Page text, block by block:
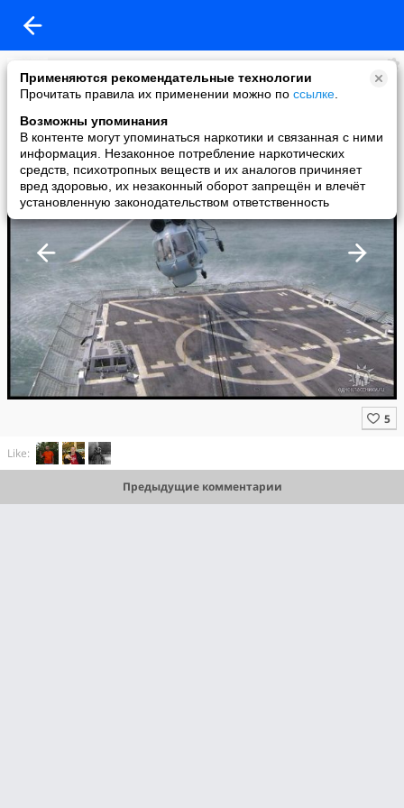
Применяются рекомендательные технологии
Прочитать правила их применении можно по ссылке
Возможны упоминания
В контенте могут упоминаться наркотики и связанная с ними
информация. Незаконное потребление наркотических
средств, психотропных веществ и их аналогов причиняет
вред здоровью, их незаконный оборот запрещён и влечёт
установленную законодательством ответственность
МОРСКАЯ АВИАЦИЯ
added a photo
16 Mar в 20:42
Like:
Предыдущие комментарии